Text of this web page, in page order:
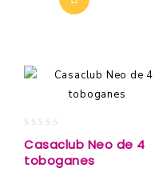
out
of
Casaclub Neo de 4
toboganes